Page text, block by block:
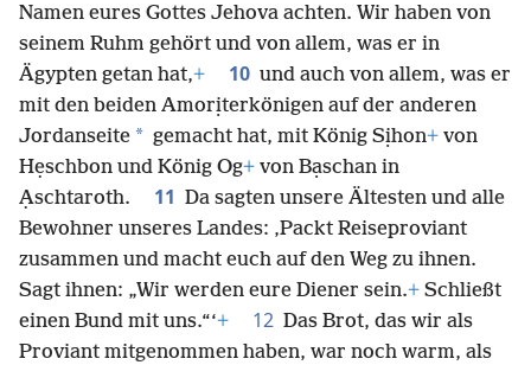
Namen eures Gottes Jehova achten. Wir haben von
seinem Ruhm gehört und von allem, was er in
Ägypten getan hat,+ 10 und auch von allem, was er
mit den beiden Amorịterkönigen auf der anderen
Jordanseite * gemacht hat, mit König Sịhon+ von
Hẹschbon und König Og+ von Bạschan in
Ạschtaroth.
11 Da sagten unsere Ältesten und alle
Bewohner unseres Landes: ‚Packt Reiseproviant
zusammen und macht euch auf den Weg zu ihnen.
Sagt ihnen: „Wir werden eure Diener sein.+ Schließt
einen Bund mit uns.“‘+ 12 Das Brot, das wir als
Proviant mitgenommen haben, war noch warm, als